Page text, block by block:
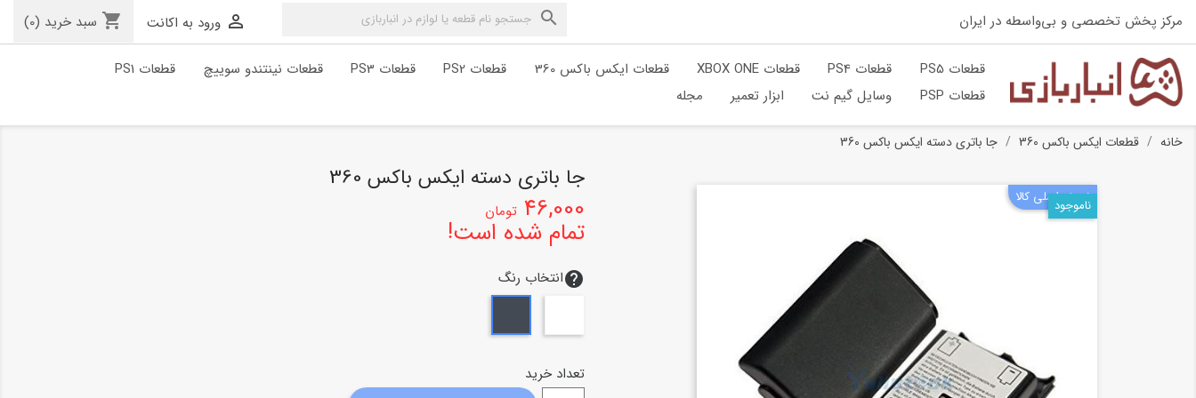
مرکز پخش تخصصی و بی‌واسطه در ایران 
 ورود به اکانت shopping_cart سبد خرید (0)
قطعات PS5 قطعات PS4 قطعات XBOX ONE قطعات ایکس باکس 360 قطعات PS2 قطعات PS3 قطعات نینتندو سوییچ
قطعات PS1
قطعات PSP
وسایل گیم نت ابزار تعمیر مجله
خانه قطعات ایکس باکس 360 جا باتری دسته ایکس باکس 360
نسخه اصلی کالا
ناموجود
جا باتری دسته ایکس باکس 360
46,000 تومان
تمام شده است!
helpانتخاب رنگ
تعداد خرید